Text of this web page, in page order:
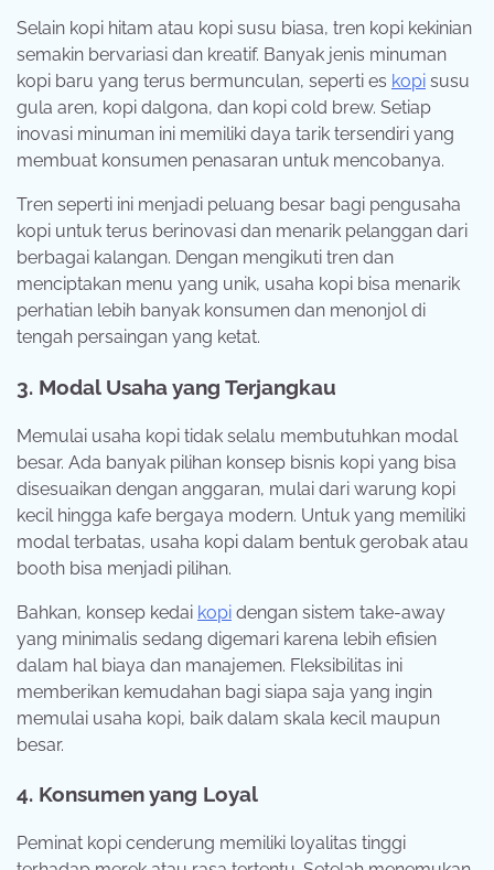
Selain kopi hitam atau kopi susu biasa, tren kopi kekinian
semakin bervariasi dan kreatif. Banyak jenis minuman
kopi baru yang terus bermunculan, seperti es kopi susu
gula aren, kopi dalgona, dan kopi cold brew. Setiap
inovasi minuman ini memiliki daya tarik tersendiri yang
membuat konsumen penasaran untuk mencobanya.
Tren seperti ini menjadi peluang besar bagi pengusaha
kopi untuk terus berinovasi dan menarik pelanggan dari
berbagai kalangan. Dengan mengikuti tren dan
menciptakan menu yang unik, usaha kopi bisa menarik
perhatian lebih banyak konsumen dan menonjol di
tengah persaingan yang ketat.
3. Modal Usaha yang Terjangkau
Memulai usaha kopi tidak selalu membutuhkan modal
besar. Ada banyak pilihan konsep bisnis kopi yang bisa
disesuaikan dengan anggaran, mulai dari warung kopi
kecil hingga kafe bergaya modern. Untuk yang memiliki
modal terbatas, usaha kopi dalam bentuk gerobak atau
booth bisa menjadi pilihan.
Bahkan, konsep kedai kopi dengan sistem take-away
yang minimalis sedang digemari karena lebih efisien
dalam hal biaya dan manajemen. Fleksibilitas ini
memberikan kemudahan bagi siapa saja yang ingin
memulai usaha kopi, baik dalam skala kecil maupun
besar.
4. Konsumen yang Loyal
Peminat kopi cenderung memiliki loyalitas tinggi